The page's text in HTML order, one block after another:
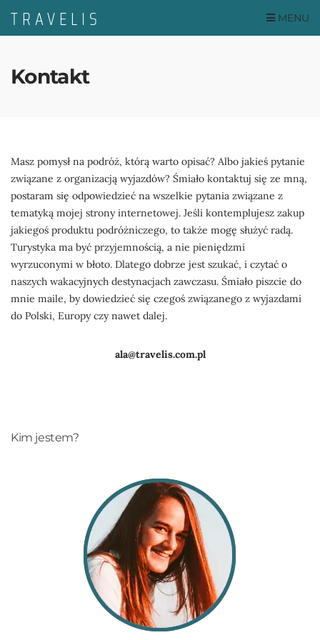
MENU
Kontakt
Masz pomysł na podróż, którą warto opisać? Albo jakieś pytanie
związane z organizacją wyjazdów? Śmiało kontaktuj się ze mną,
postaram się odpowiedzieć na wszelkie pytania związane z
tematyką mojej strony internetowej. Jeśli kontemplujesz zakup
jakiegoś produktu podróżniczego, to także mogę służyć radą.
Turystyka ma być przyjemnością, a nie pieniędzmi
wyrzuconymi w błoto. Dlatego dobrze jest szukać, i czytać o
naszych wakacyjnych destynacjach zawczasu. Śmiało piszcie do
mnie maile, by dowiedzieć się czegoś związanego z wyjazdami
do Polski, Europy czy nawet dalej.
ala@travelis.com.pl
Kim jestem?